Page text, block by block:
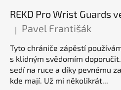
Hodnocení produktu je 5 z 5
| Pavel Františák
Tyto chrániče zápěstí
s klidným svědomím
sedí na ruce a díky pevnému
kde mají. Už mi několikrát...